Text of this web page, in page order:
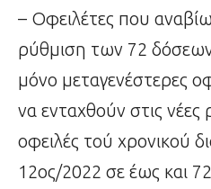
– Οφειλέτες που
ρύθμιση των 72
μόνο μεταγενέστερες
να ενταχθούν στις νέες
οφειλές τού χρονικού
12ος/2022 σε έως και 72